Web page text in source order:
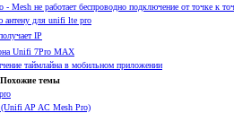
Mesh не работает беспроводно подключение от точке к
антену для unifi lte pro
IP
Unifi 7Pro MAX
таймлайна в мобильном приложении
Похожие темы
(Unifi AP AC Mesh Pro)